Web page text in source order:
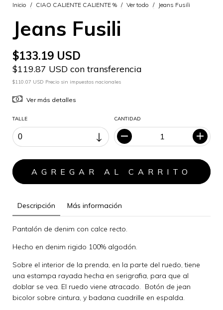
Inicio / CIAO CALIENTE CALIENTE % / Ver todo / Jeans Fusili
Jeans Fusili
$133.19 USD
$119.87 USD con transferencia
$110.07 USD Precio sin impuestos nacionales
Ver más detalles
TALLE CANTIDAD
Descripción Más información
Pantalón de denim con calce recto.
Hecho en denim rigido 100% algodón.
Sobre el interior de la prenda, en la parte del ruedo, tiene
una estampa rayada hecha en serigrafia, para que al
doblar se vea. El ruedo viene atracado. Botón de jean
bicolor sobre cintura, y badana cuadrille en espalda.